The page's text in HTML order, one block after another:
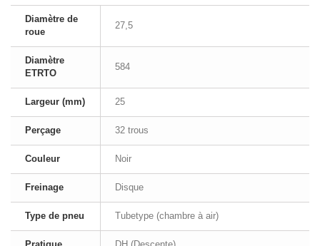
Diamètre de
roue
27,5
Diamètre
ETRTO
584
Largeur (mm) 25
Perçage 32 trous
Couleur Noir
Freinage Disque
Type de pneu Tubetype (chambre à air)